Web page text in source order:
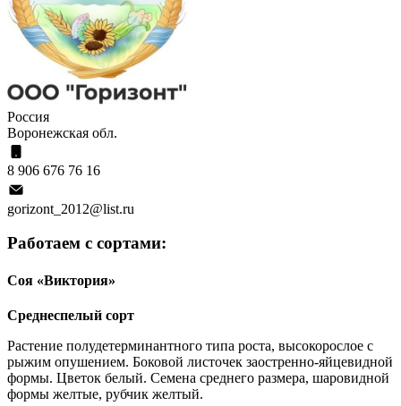
Россия
Воронежская обл.
8 906 676 76 16
gorizont_2012@list.ru
Работаем с сортами:
Соя «Виктория»
Среднеспелый сорт
Растение полудетерминантного типа роста, высокорослое с
рыжим опушением. Боковой листочек заостренно-яйцевидной
формы. Цветок белый. Семена среднего размера, шаровидной
формы желтые, рубчик желтый.